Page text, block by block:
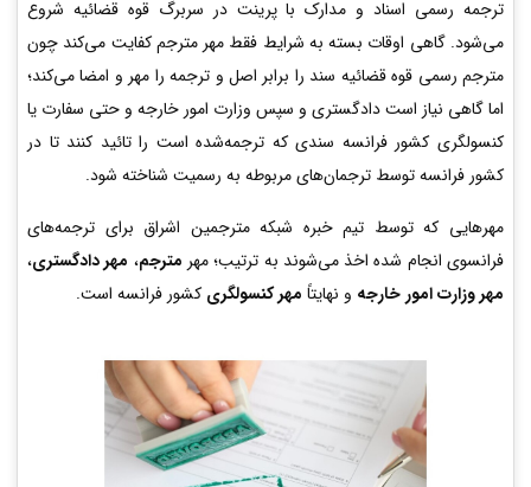
ترجمه رسمی اسناد و مدارک با پرینت در سربرگ قوه قضائیه شروع
می‌شود. گاهی اوقات بسته به شرایط فقط مهر مترجم کفایت می‌کند چون
مترجم رسمی قوه قضائیه سند را برابر اصل و ترجمه را مهر و امضا می‌کند؛
اما گاهی نیاز است دادگستری و سپس وزارت امور خارجه و حتی سفارت یا
کنسولگری کشور فرانسه سندی که ترجمه‌شده است را تائید کنند تا در
کشور فرانسه توسط ترجمان‌های مربوطه به رسمیت شناخته شود.
مهرهایی که توسط تیم خبره شبکه مترجمین اشراق برای ترجمه‌های
فرانسوی انجام شده اخذ می‌شوند به ترتیب؛ مهر مترجم، مهر دادگستری،
مهر وزارت امور خارجه و نهایتاً مهر کنسولگری کشور فرانسه است.